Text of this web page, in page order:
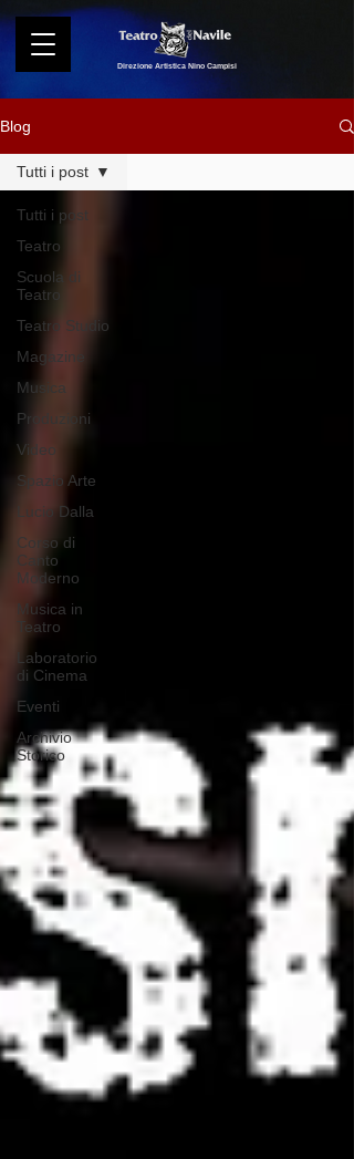
Direzione Artistica Nino Campisi
Blog
Tutti i post
Teatro
Scuola di
Teatro
Teatro Studio
Magazine
Musica
Produzioni
Video
Spazio Arte
Lucio Dalla
Corso di
Canto
Moderno
Musica in
Teatro
Laboratorio
di Cinema
Eventi
Archivio
Storico
Tutti i post